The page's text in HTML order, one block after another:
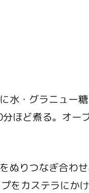
・グラニュー
ほど煮る。オー
ぬりつなぎ合わ
をカステラにか